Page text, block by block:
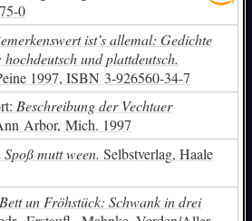
0
ist’s allemal: Gedichte
und plattdeutsch.
1997,ISBN 3-926560-34-7
Beschreibung der Vechtaer
Arbor, Mich. 1997
Spoß mutt ween. Selbstverlag, Haale
Bett un Fröhstück: Schwank in drei